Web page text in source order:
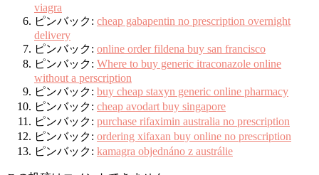
viagra
ピンバック: cheap gabapentin no prescription overnight
delivery
ピンバック: online order fildena buy san francisco
ピンバック: Where to buy generic itraconazole online
without a perscription
ピンバック: buy cheap staxyn generic online pharmacy
ピンバック: cheap avodart buy singapore
ピンバック: purchase rifaximin australia no prescription
ピンバック: ordering xifaxan buy online no prescription
ピンバック: kamagra objednáno z austrálie